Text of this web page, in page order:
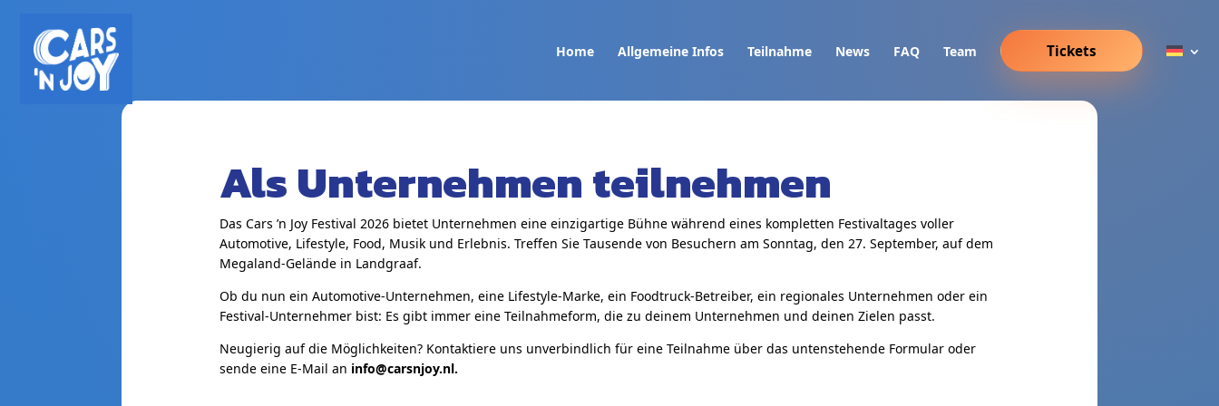
Home Allgemeine Infos Teilnahme News FAQ Team Tickets
Als Unternehmen teilnehmen
Das Cars ’n Joy Festival 2026 bietet Unternehmen eine einzigartige Bühne während eines kompletten Festivaltages voller
Automotive, Lifestyle, Food, Musik und Erlebnis. Treffen Sie Tausende von Besuchern am Sonntag, den 27. September, auf dem
Megaland-Gelände in Landgraaf.
Ob du nun ein Automotive-Unternehmen, eine Lifestyle-Marke, ein Foodtruck-Betreiber, ein regionales Unternehmen oder ein
Festival-Unternehmer bist: Es gibt immer eine Teilnahmeform, die zu deinem Unternehmen und deinen Zielen passt.
Neugierig auf die Möglichkeiten? Kontaktiere uns unverbindlich für eine Teilnahme über das untenstehende Formular oder
sende eine E-Mail an info@carsnjoy.nl.